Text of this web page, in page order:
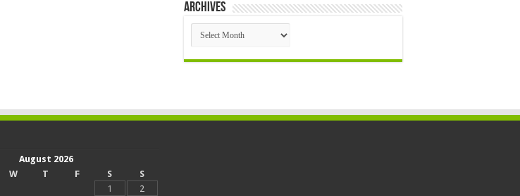
Archives
Archives
August 2026
W T F S
S
1
2